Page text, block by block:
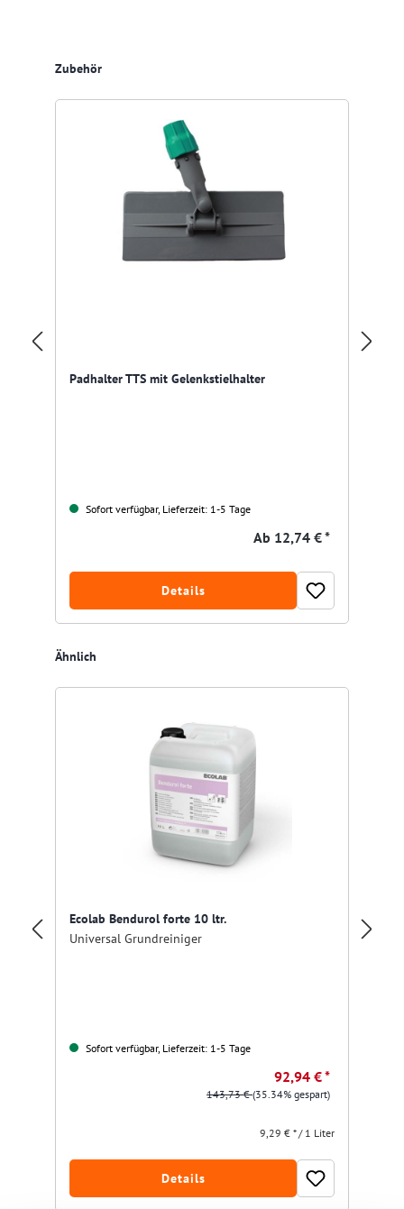
Produktgalerie überspringen
Zubehör
Padhalter TTS mit Gelenkstielhalter
Sofort verfügbar, Lieferzeit: 1-5 Tage
Ab 12,74 € *
Details
Produktgalerie überspringen
Ähnlich
Ecolab Bendurol forte 10 ltr.
Universal Grundreiniger
Sofort verfügbar, Lieferzeit: 1-5 Tage
92,94 € *
143,73 €(35.34% gespart)
9,29 € * / 1 Liter
Details